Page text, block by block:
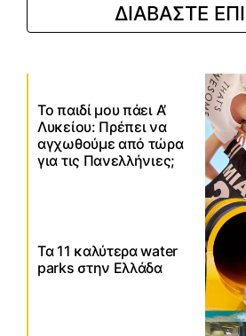
ΔΙΑΒΑΣΤΕ
Το παιδί μου πάει Α’
Λυκείου: Πρέπει να
αγχωθούμε από τώρα
για τις Πανελλήνιες;
Τα 11 καλύτερα water
parks στην Ελλάδα